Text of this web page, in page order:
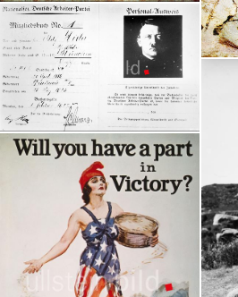
Leonardo da Vinci
Granger Collection
Adolf Hitler
Granger Collection